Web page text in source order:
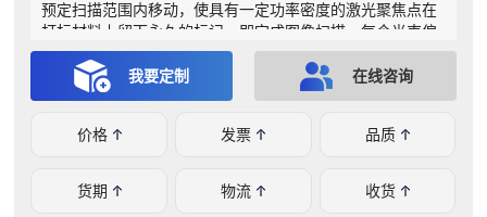
预定扫描范围内移动，使具有一定功率密度的激光聚焦点在
打标材料上留下永久的标记，即完成图像扫描。每个光束偏
转器上都有一个特制反射镜片（镀上不同的光膜就可以反射
不同波长的激光），两个镜片的不同偏转方式就可以使激光
扫描出不同的图形，从而打印不同的模型。
我要定制 在线咨询
价格 发票 品质
货期 物流 收货